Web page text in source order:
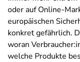
oder auf Online-
europäischen
konkret gefährlich.
woran
welche Produkte